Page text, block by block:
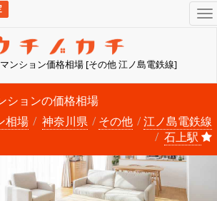
ンション価格相場 [その他 江ノ島電鉄線]
ションの価格相場
相場
神奈川県 その他
江ノ島電鉄線
石上駅